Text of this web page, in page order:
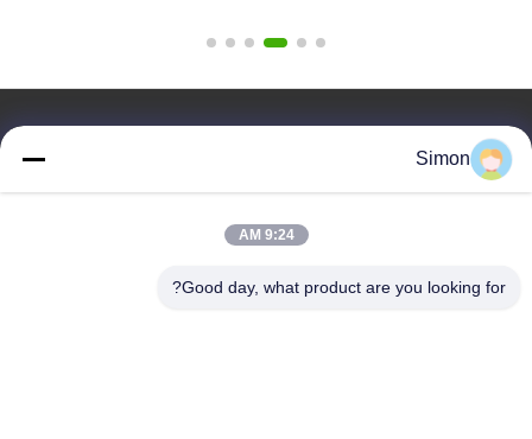
فيديوهات
مدونة
Simon
9:24 AM
Good day, what product are you looking for?